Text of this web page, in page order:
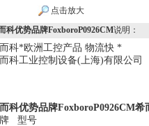
点击放大
科优势品牌FoxboroP0926CM说明：
科*欧洲工控产品 物流快 *
科工业控制设备(上海)有限公司
科优势品牌FoxboroP0926CM希
型号